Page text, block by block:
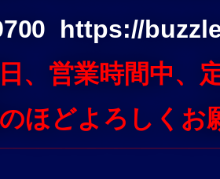
https://
、営業時間中、
ほどよろしくお